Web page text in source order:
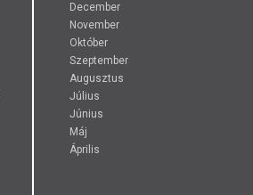
December
November
Október
Szeptember
Augusztus
Július
Június
Máj
Április